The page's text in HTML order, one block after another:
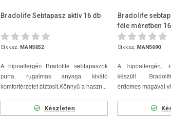
Bradolife Sebtapasz aktív 16 db
Cikksz. MAN5652
A hipoallergén Bradolife sebtapaszok
puha, rugalmas anyaga kiváló
komfortérzetet biztosít.Könnyű a haszn...
Készleten
Bradolife
féle méretben
Cikksz. MAN5690
A hipoallergén,
készült
érdemes magával